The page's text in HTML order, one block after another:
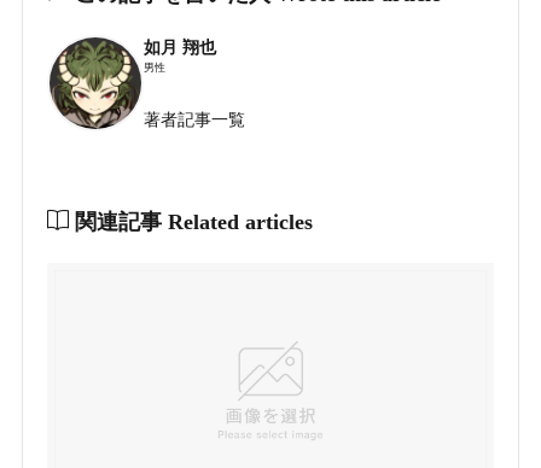
如月 翔也
男性
著者記事一覧
関連記事 Related articles